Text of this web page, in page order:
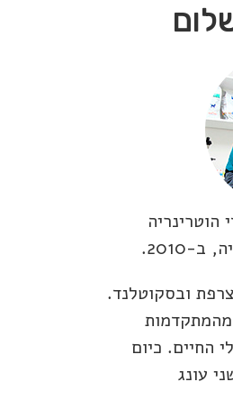
הוטרינריה
2010.
ובסקוטלנד.
החיים. כיום
מדושני עונג